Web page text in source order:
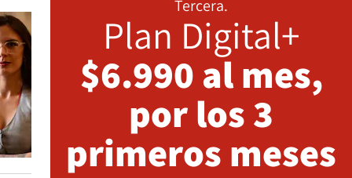
Tercera.
Plan Digital+
$6.990 al mes,
por los 3
primeros meses